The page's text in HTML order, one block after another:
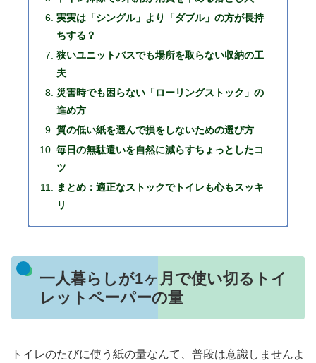
実実は「シングル」より「ダブル」の方が長持
ちする？
狭いユニットバスでも場所を取らない収納の工
夫
災害時でも困らない「ローリングストック」の
進め方
質の低い紙を選んで損をしないための選び方
毎日の無駄遣いを自然に減らすちょっとしたコ
ツ
まとめ：適正なストックでトイレも心もスッキ
リ
一人暮らしが1ヶ月で使い切るトイ
レットペーパーの量
トイレのたびに使う紙の量なんて、普段は意識しませんよ